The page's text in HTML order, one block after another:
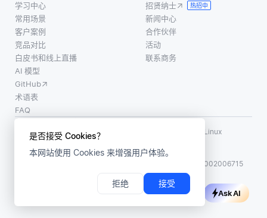
是否接受 Cookies？
本网站使用 Cookies 来增强用户体验。
拒绝 接受
学习中心
常用场景
客户案例
竞品对比
白皮书和线上直播
AI 模型
GitHub
术语表
FAQ
招贤纳士
热招中
新闻中心
合作伙伴
活动
联系商务
使用条款
LF AI、LF AI & Data、Milvus，以及相关的开源项目名称为 Linux
Foundation 所有商标
版权所有 ©2026 上海赜睿信息科技有限公司保留所有权利
沪公网安备31011002006715
Ask AI